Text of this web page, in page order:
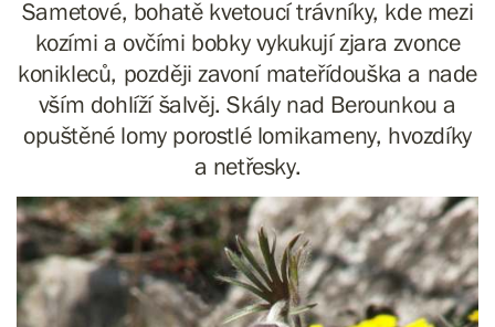
Sametové, bohatě kvetoucí trávníky, kde mezi
kozími a ovčími bobky vykukují zjara zvonce
konikleců, později zavoní mateřídouška a nade
vším dohlíží šalvěj. Skály nad Berounkou a
opuštěné lomy porostlé lomikameny, hvozdíky
a netřesky.